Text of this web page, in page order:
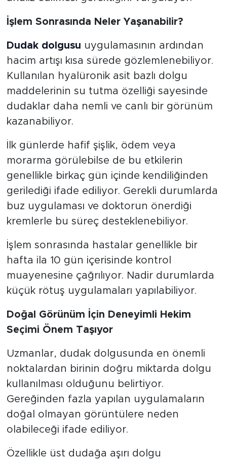
İşlem Sonrasında Neler Yaşanabilir?
Dudak dolgusu uygulamasının ardından
hacim artışı kısa sürede gözlemlenebiliyor.
Kullanılan hyalüronik asit bazlı dolgu
maddelerinin su tutma özelliği sayesinde
dudaklar daha nemli ve canlı bir görünüm
kazanabiliyor.
İlk günlerde hafif şişlik, ödem veya
morarma görülebilse de bu etkilerin
genellikle birkaç gün içinde kendiliğinden
gerilediği ifade ediliyor. Gerekli durumlarda
buz uygulaması ve doktorun önerdiği
kremlerle bu süreç desteklenebiliyor.
İşlem sonrasında hastalar genellikle bir
hafta ila 10 gün içerisinde kontrol
muayenesine çağrılıyor. Nadir durumlarda
küçük rötuş uygulamaları yapılabiliyor.
Doğal Görünüm İçin Deneyimli Hekim
Seçimi Önem Taşıyor
Uzmanlar, dudak dolgusunda en önemli
noktalardan birinin doğru miktarda dolgu
kullanılması olduğunu belirtiyor.
Gereğinden fazla yapılan uygulamaların
doğal olmayan görüntülere neden
olabileceği ifade ediliyor.
Özellikle üst dudağa aşırı dolgu